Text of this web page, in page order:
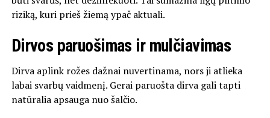
riziką, kuri prieš žiemą ypač aktuali.
Dirvos paruošimas ir mulčiavimas
Dirva aplink rožes dažnai nuvertinama, nors ji atlieka
labai svarbų vaidmenį. Gerai paruošta dirva gali tapti
natūralia apsauga nuo šalčio.